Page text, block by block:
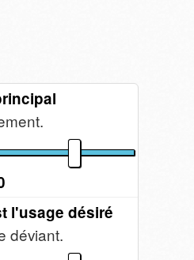
l'usage désiré
déviant.